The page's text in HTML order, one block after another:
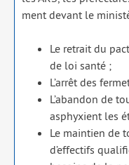
ment devant le
Le retrait du
de loi san­té ;
L’arrêt des
L’abandon de
asphyxient les
Le main­tien de
d’effectifs